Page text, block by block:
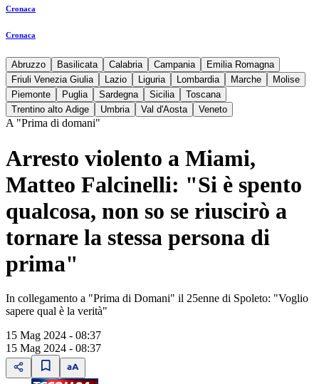
Cronaca
Cronaca
Abruzzo Basilicata Calabria Campania
Emilia Romagna
Friuli Venezia Giulia
Lazio Liguria Lombardia Marche
Molise
Piemonte
Puglia Sardegna Sicilia
Toscana
Trentino alto Adige
Umbria Val d'Aosta Veneto
A "Prima di domani"
Arresto violento a Miami,
Matteo Falcinelli: "Si è spento
qualcosa, non so se riuscirò a
tornare la stessa persona di
prima"
In collegamento a "Prima di Domani" il 25enne di Spoleto: "Voglio
sapere qual è la verità"
15 Mag 2024 - 08:37
15 Mag 2024 - 08:37